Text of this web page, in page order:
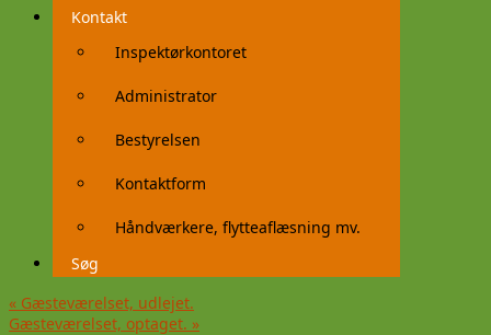
Kontakt
Inspektørkontoret
Administrator
Bestyrelsen
Kontaktform
Håndværkere, flytteaflæsning mv.
Søg
« Gæsteværelset, udlejet.
Gæsteværelset, optaget. »